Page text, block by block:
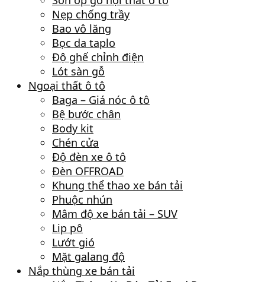
Nẹp chống trầy
Bao vô lăng
Bọc da taplo
Độ ghế chỉnh điện
Lót sàn gỗ
Ngoại thất ô tô
Baga – Giá nóc ô tô
Bệ bước chân
Body kit
Chén cửa
Độ đèn xe ô tô
Đèn OFFROAD
Khung thể thao xe bán tải
Phuộc nhún
Mâm độ xe bán tải – SUV
Lip pô
Lướt gió
Mặt galang độ
Nắp thùng xe bán tải